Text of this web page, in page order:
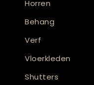
Horren
Behang
Verf
Vloerkleden
Shutters